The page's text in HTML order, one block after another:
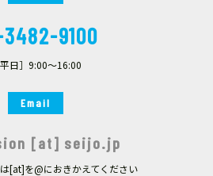
9100
平日］9:00～16:00
Email
[at] seijo.jp
[at]を@におきかえてください